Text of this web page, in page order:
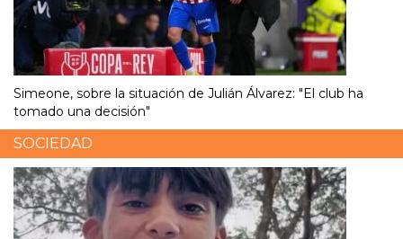
Simeone, sobre la situación de Julián Álvarez: "El club ha
tomado una decisión"
SOCIEDAD